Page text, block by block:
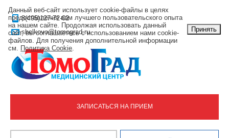
8(495)127-72-02
shelkovo@tomograd.ru
ЗАПИСАТЬСЯ НА ПРИЕМ
Данный веб-сайт использует cookie-файлы в целях
предоставления вам лучшего пользовательского опыта
на нашем сайте. Продолжая использовать данный
сайт, вы соглашаетесь с использованием нами cookie-
файлов. Для получения дополнительной информации
см. Политика Cookie.
Принять